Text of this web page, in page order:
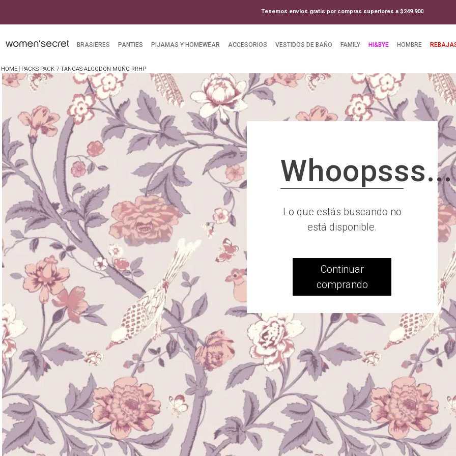
Tenemos envíos gratis por compras superiores a $249.900
BRASIERES PANTIES PIJAMAS Y HOMEWEAR ACCESORIOS VESTIDOS DE BAÑO FAMILY HI&BYE HOMBRE
PACKS-PACK-7-TANGAS-ALGODON-MOÑO-RRHP
Whoopsss...
Lo que estás buscando no
está disponible.
Continuar
comprando